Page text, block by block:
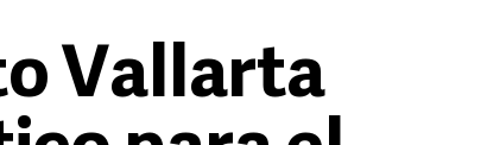
Vallarta